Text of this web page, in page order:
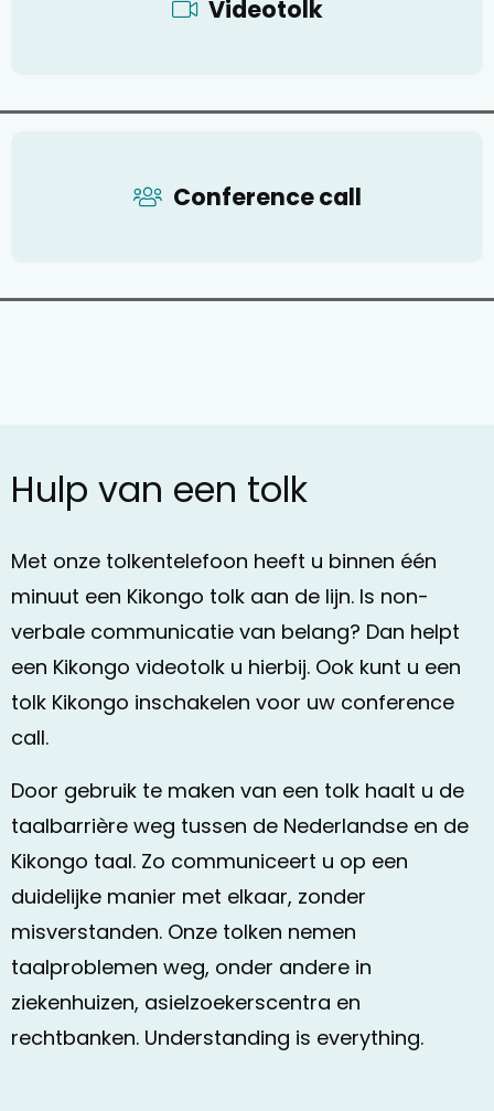
Videotolk
Conference call
Hulp van een tolk
Met onze tolkentelefoon heeft u binnen één
minuut een Kikongo tolk aan de lijn. Is non-
verbale communicatie van belang? Dan helpt
een Kikongo videotolk u hierbij. Ook kunt u een
tolk Kikongo inschakelen voor uw conference
call.
Door gebruik te maken van een tolk haalt u de
taalbarrière weg tussen de Nederlandse en de
Kikongo taal. Zo communiceert u op een
duidelijke manier met elkaar, zonder
misverstanden. Onze tolken nemen
taalproblemen weg, onder andere in
ziekenhuizen, asielzoekerscentra en
rechtbanken. Understanding is everything.